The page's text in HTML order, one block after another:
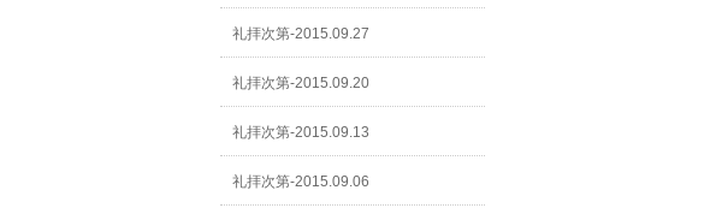
礼拝次第-2015.09.27
礼拝次第-2015.09.20
礼拝次第-2015.09.13
礼拝次第-2015.09.06